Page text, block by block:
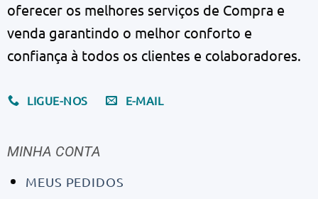
oferecer os melhores serviços de Compra e
venda garantindo o melhor conforto e
confiança à todos os clientes e colaboradores.
LIGUE-NOS E-MAIL
MINHA CONTA
MEUS PEDIDOS